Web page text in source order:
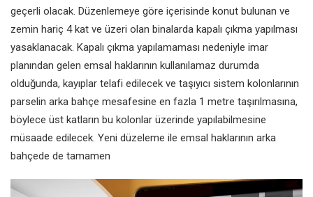
geçerli olacak. Düzenlemeye göre içerisinde konut bulunan ve
zemin hariç 4 kat ve üzeri olan binalarda kapalı çıkma yapılması
yasaklanacak. Kapalı çıkma yapılamaması nedeniyle imar
planından gelen emsal haklarının kullanılamaz durumda
olduğunda, kayıplar telafi edilecek ve taşıyıcı sistem kolonlarının
parselin arka bahçe mesafesine en fazla 1 metre taşırılmasına,
böylece üst katların bu kolonlar üzerinde yapılabilmesine
müsaade edilecek. Yeni düzeleme ile emsal haklarının arka
bahçede de tamamen